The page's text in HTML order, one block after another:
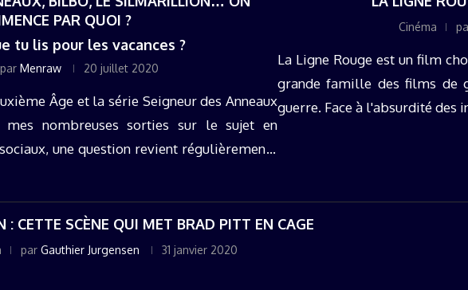
PAR QUOI ?
tu lis pour les vacances ?
par Menraw 20 juillet 2020
Âge et la série Seigneur des Anneaux
mes nombreuses sorties sur le sujet en
une question revient régulièrement :
Cinéma
La Ligne Rouge est un film
grande famille des films de
guerre. Face à l'absurdité des
: CETTE SCÈNE QUI MET BRAD PITT EN CAGE
par Gauthier Jurgensen 31 janvier 2020